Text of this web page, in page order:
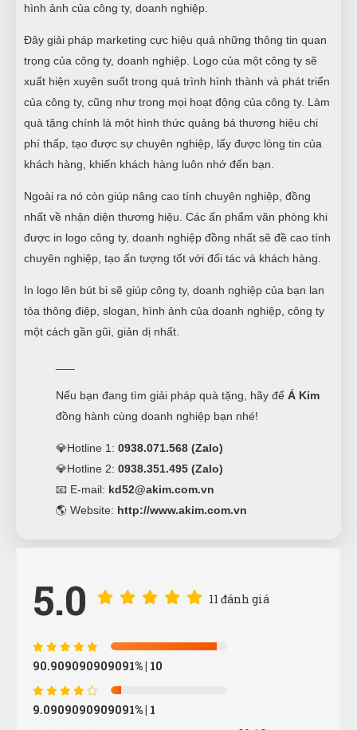
hình ảnh của công ty, doanh nghiệp.
Đây giải pháp marketing cực hiệu quả những thông tin quan
trọng của công ty, doanh nghiệp. Logo của một công ty sẽ
xuất hiện xuyên suốt trong quá trình hình thành và phát triển
của công ty, cũng như trong mọi hoạt động của công ty. Làm
quà tặng chính là một hình thức quảng bá thương hiệu chi
phí thấp, tạo được sự chuyên nghiệp, lấy được lòng tin của
khách hàng, khiến khách hàng luôn nhớ đến bạn.
Ngoài ra nó còn giúp nâng cao tính chuyên nghiệp, đồng
nhất về nhận diện thương hiệu. Các ấn phẩm văn phòng khi
được in logo công ty, doanh nghiệp đồng nhất sẽ đề cao tính
chuyên nghiệp, tạo ấn tượng tốt với đối tác và khách hàng.
In logo lên bút bi sẽ giúp công ty, doanh nghiệp của bạn lan
tỏa thông điệp, slogan, hình ảnh của doanh nghiệp, công ty
một cách gần gũi, giản dị nhất.
Nếu bạn đang tìm giải pháp quà tặng, hãy để Á Kim
đồng hành cùng doanh nghiệp bạn nhé!
💎Hotline 1: 0938.071.568 (Zalo)
💎Hotline 2: 0938.351.495 (Zalo)
📧 E-mail: kd52@akim.com.vn
🌎 Website: http://www.akim.com.vn
5.0 11 đánh giá
90.909090909091%| 10
9.0909090909091%| 1
Nguyễn
giá quá hợp lý, rẻ nhất từ trước đến giờ khi mua